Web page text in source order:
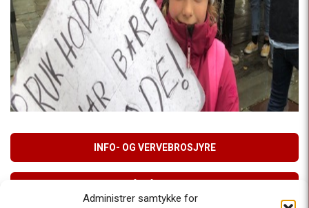
Administrer samtykke for
INFO- OG VERVEBROSJYRE